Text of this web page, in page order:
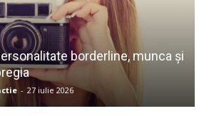
borderline, munca și
- 27 iulie 2026